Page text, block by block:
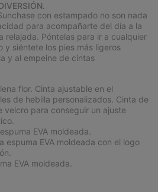
section
con estampado no son nada
para acompañarte del día a la
relajada. Póntelas para ir a cualquier
y siéntete los pies más ligeros
y al empeine de cintas
flor. Cinta ajustable en el
de hebilla personalizados. Cinta de
velcro para conseguir un ajuste
EVA moldeada.
espuma EVA moldeada con el logo
EVA moldeada.